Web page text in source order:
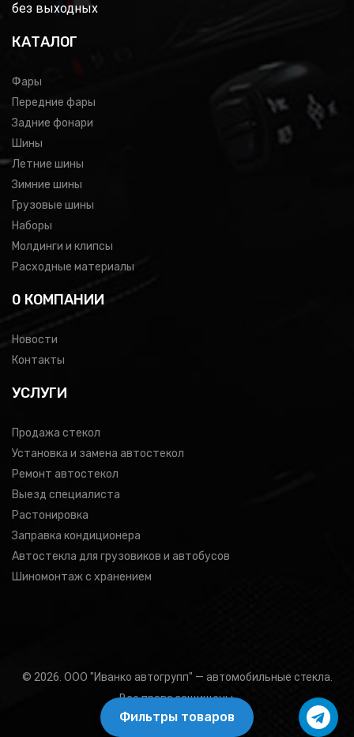
Подбор товара
Фильтры товаров
без выходных
КАТАЛОГ
Фары
Передние фары
Задние фонари
Шины
Летние шины
Зимние шины
Грузовые шины
Наборы
Молдинги и клипсы
Расходные материалы
0 КОМПАНИИ
Новости
Контакты
УСЛУГИ
Продажа стекол
Установка и замена автостекол
Ремонт автостекол
Выезд специалиста
Растонировка
Заправка кондиционера
Автостекла для грузовиков и автобусов
Шиномонтаж с хранением
© 2026. ООО "Иванко автогрупп" — автомобильные стекла.
Все права защищены.